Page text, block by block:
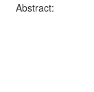
Abstract: